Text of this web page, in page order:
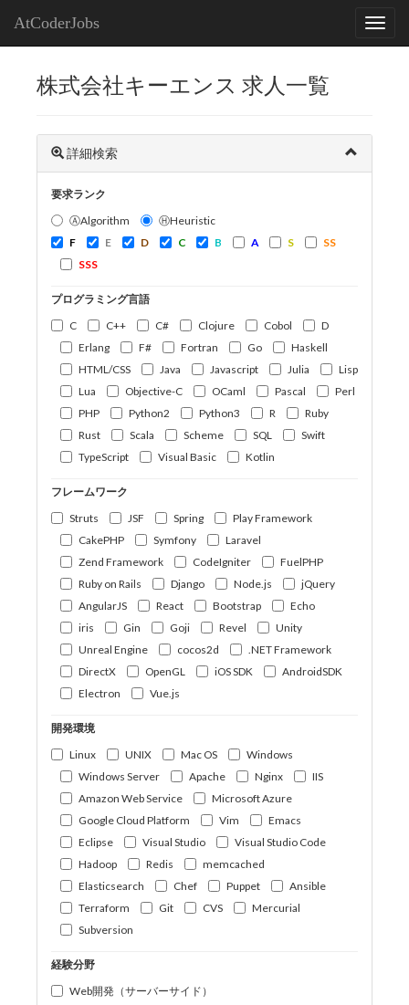
AtCoderJobs
株式会社キーエンス 求人一覧
詳細検索
要求ランク
ⒶAlgorithm
ⒽHeuristic
F
E D C B A S
SS
SSS
プログラミング言語
C
C++ C# Clojure Cobol
D
Erlang
F# Fortran Go
Haskell
HTML/CSS
Java Javascript Julia
Lisp
Lua
Objective-C OCaml Pascal
Perl
PHP
Python2 Python3 R
Ruby
Rust
Scala Scheme SQL
Swift
TypeScript
Visual Basic Kotlin
フレームワーク
Struts
JSF Spring
Play Framework
CakePHP
Symfony
Laravel
Zend Framework
CodeIgniter
FuelPHP
Ruby on Rails
Django Node.js
jQuery
AngularJS
React Bootstrap
Echo
iris
Gin Goji Revel
Unity
Unreal Engine
cocos2d
.NET Framework
DirectX
OpenGL iOS SDK
AndroidSDK
Electron
Vue.js
開発環境
Linux
UNIX Mac OS
Windows
Windows Server
Apache Nginx
IIS
Amazon Web Service
Microsoft Azure
Google Cloud Platform
Vim
Emacs
Eclipse
Visual Studio
Visual Studio Code
Hadoop
Redis
memcached
Elasticsearch
Chef Puppet
Ansible
Terraform
Git CVS
Mercurial
Subversion
経験分野
Web開発（サーバーサイド）